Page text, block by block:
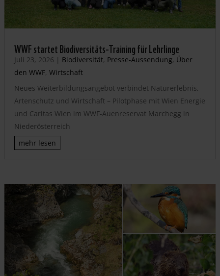
WWF startet Biodiversitäts-Training für Lehrlinge
Juli 23, 2026 | Biodiversität, Presse-Aussendung, Über
den WWF, Wirtschaft
Neues Weiterbildungsangebot verbindet Naturerlebnis,
Artenschutz und Wirtschaft – Pilotphase mit Wien Energie
und Caritas Wien im WWF-Auenreservat Marchegg in
Niederösterreich
mehr lesen